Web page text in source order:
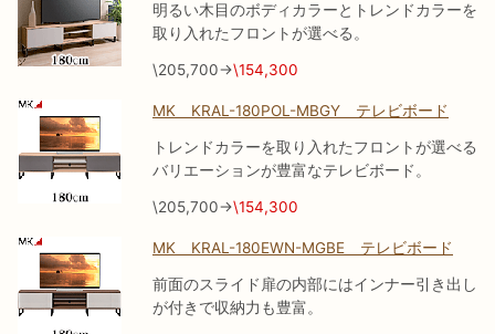
明るい木目のボディカラーとトレンドカラーを
取り入れたフロントが選べる。
\205,700→\154,300
MK KRAL-180POL-MBGY テレビボード
トレンドカラーを取り入れたフロントが選べる
バリエーションが豊富なテレビボード。
\205,700→\154,300
MK KRAL-180EWN-MGBE テレビボード
前面のスライド扉の内部にはインナー引き出し
が付きで収納力も豊富。